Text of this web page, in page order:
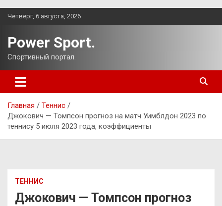
Перейти
Четверг, 6 августа, 2026
Power Sport.
Спортивный портал.
Главная
Теннис
Джокович — Томпсон прогноз на матч Уимблдон 2023 по
теннису 5 июля 2023 года, коэффициенты
ТЕННИС
Джокович — Томпсон прогноз